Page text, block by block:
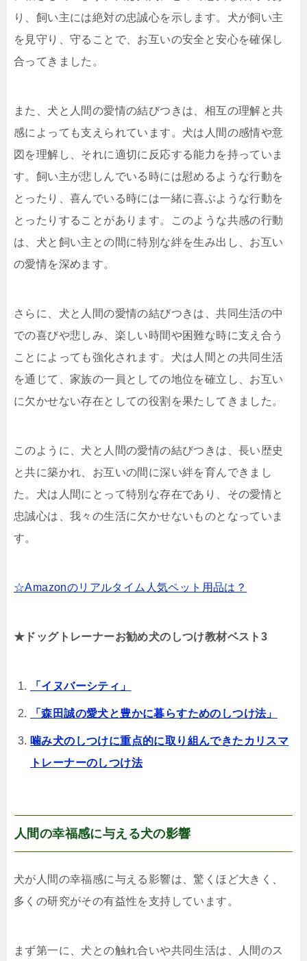
り、飼い主には絶対の忠誠心を示します。犬が飼い主
を見守り、守ることで、お互いの安全と安心を確保し
合ってきました。
また、犬と人間の愛情の結びつきは、相互の理解と共
感によっても支えられています。犬は人間の感情や意
図を理解し、それに適切に反応する能力を持っていま
す。飼い主が悲しんでいる時には慰めるような行動を
とったり、喜んでいる時には一緒に喜ぶような行動を
とったりすることがあります。このような共感の行動
は、犬と飼い主との間に特別な絆を生み出し、お互い
の愛情を深めます。
さらに、犬と人間の愛情の結びつきは、共同生活の中
での喜びや悲しみ、楽しい時間や困難な時に支え合う
ことによっても強化されます。犬は人間との共同生活
を通じて、家族の一員としての地位を確立し、お互い
に欠かせない存在としての役割を果たしてきました。
このように、犬と人間の愛情の結びつきは、長い歴史
と共に築かれ、お互いの間に深い絆を育んできまし
た。犬は人間にとって特別な存在であり、その愛情と
忠誠心は、我々の生活に欠かせないものとなっていま
す。
☆Amazonのリアルタイム人気ペット用品は？
★ドッグトレーナーお勧め犬のしつけ教材ベスト3
「イヌバーシティ」
「森田誠の愛犬と豊かに暮らすためのしつけ法」
噛み犬のしつけに重点的に取り組んできたカリスマ
トレーナーのしつけ法
人間の幸福感に与える犬の影響
犬が人間の幸福感に与える影響は、驚くほど大きく、
多くの研究がその有益性を支持しています。
まず第一に、犬との触れ合いや共同生活は、人間のス